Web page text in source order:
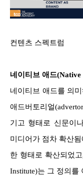
컨텐츠 스펙트럼
네이티브 애드
네이티브 애드를 의
애드버토리얼
기고 형태로 신문이
미디어가 점차 확산
한 형태로 확산되었
Institute)는 그 정의를